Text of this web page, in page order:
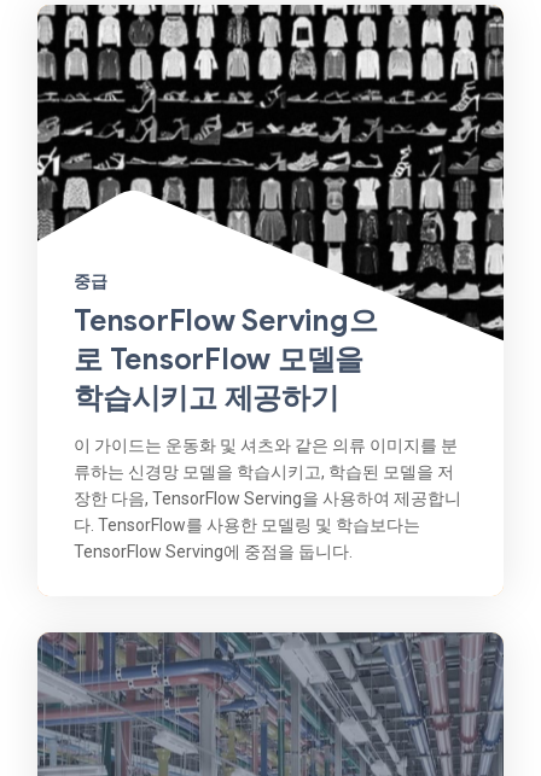
중급
TensorFlow Serving으
로 TensorFlow 모델을
학습시키고 제공하기
이 가이드는 운동화 및 셔츠와 같은 의류 이미지를 분
류하는 신경망 모델을 학습시키고, 학습된 모델을 저
장한 다음, TensorFlow Serving을 사용하여 제공합니
다. TensorFlow를 사용한 모델링 및 학습보다는
TensorFlow Serving에 중점을 둡니다.